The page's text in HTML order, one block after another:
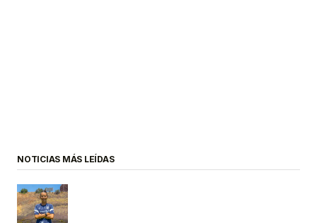
NOTICIAS MÁS LEÍDAS